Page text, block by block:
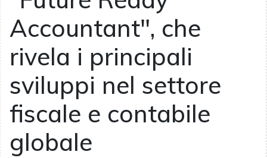
Accountant", che
rivela i principali
sviluppi nel settore
fiscale e contabile
globale